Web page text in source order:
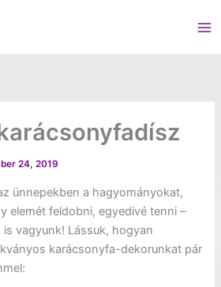
24, 2019
ünnepekben a hagyományokat,
elemét feldobni, egyedivé tenni –
vagyunk! Lássuk, hogyan
karácsonyfa-dekorunkat pár